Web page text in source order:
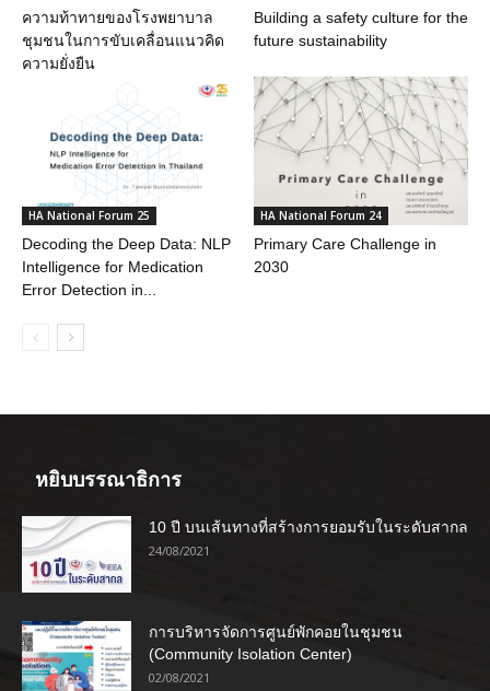
ความท้าทายของโรงพยาบาล
ชุมชนในการขับเคลื่อนแนวคิด
ความยั่งยืน
Building a safety culture for the
future sustainability
HA National Forum 25
Decoding the Deep Data: NLP
Intelligence for Medication
Error Detection in...
HA National Forum 24
Primary Care Challenge in
2030
หยิบบรรณาธิการ
10 ปี บนเส้นทางที่สร้างการยอมรับในระดับสากล
24/08/2021
การบริหารจัดการศูนย์พักคอยในชุมชน
(Community Isolation Center)
02/08/2021